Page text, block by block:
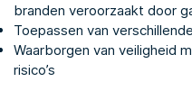
branden veroorzaakt door
Toepassen van
Waarborgen van veiligheid
risico’s